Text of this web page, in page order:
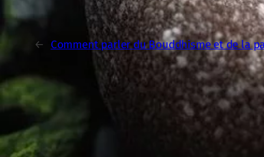
← Comment parler du Bouddhisme et de la